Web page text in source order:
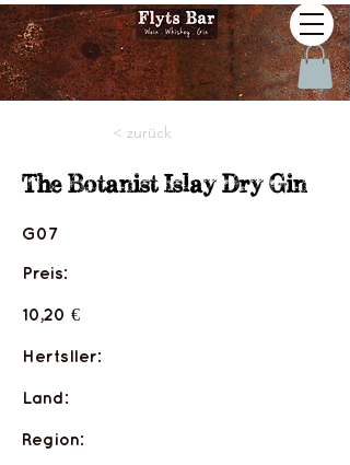
< zurück
The Botanist Islay Dry Gin
G07
Preis:
10,20 €
Hertsller:
Land:
Region: